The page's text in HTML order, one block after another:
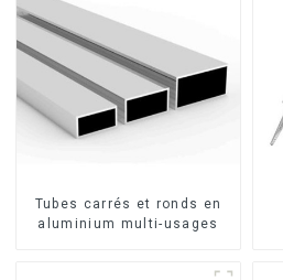
Tubes carrés et ronds en
aluminium multi-usages